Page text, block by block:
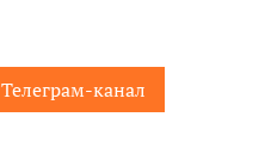
Телеграм-канал